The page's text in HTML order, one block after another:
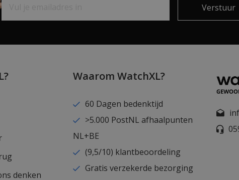
Verstuur
denken
Waarom WatchXL?
60 Dagen bedenktijd
>5.000 PostNL afhaalpunten
NL+BE
(9,5/10) klantbeoordeling
Gratis verzekerde bezorging